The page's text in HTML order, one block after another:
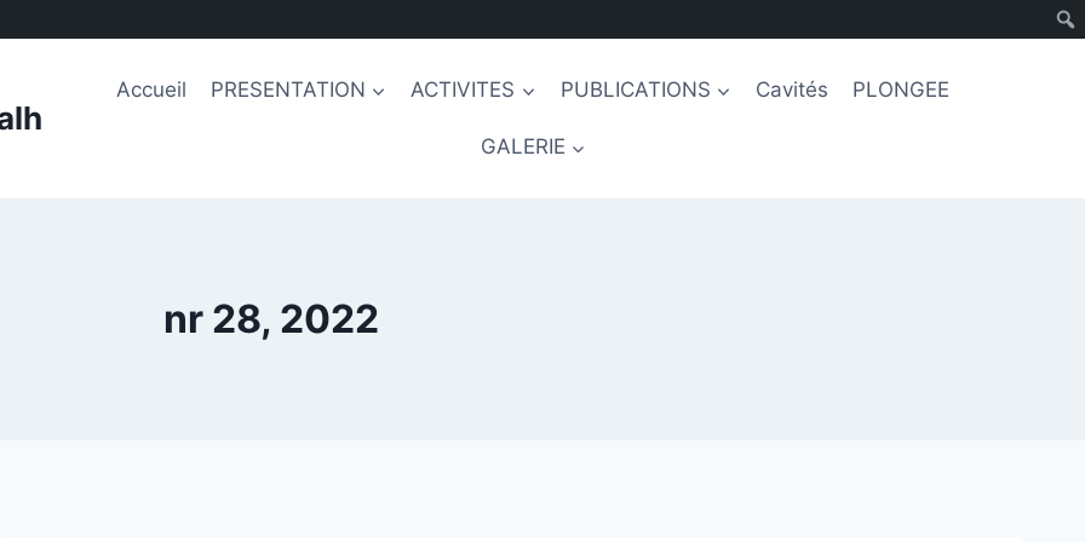
Accueil PRESENTATION ACTIVITES PUBLICATIONS Cavités PLONGEE
GALERIE
nr 28, 2022